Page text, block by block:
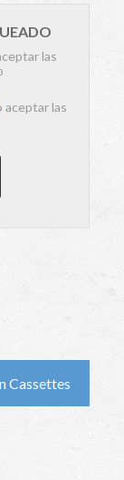
las
aceptar las
Cassettes